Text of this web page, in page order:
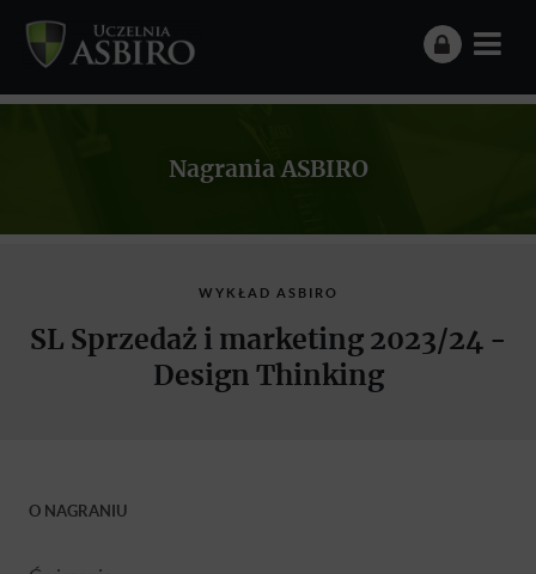
Nagrania ASBIRO
WYKŁAD ASBIRO
SL Sprzedaż i marketing 2023/24 -
Design Thinking
O NAGRANIU